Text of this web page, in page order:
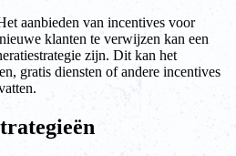
aanbieden van incentives voor
klanten te verwijzen kan een
zijn. Dit kan het
gratis diensten of andere incentives